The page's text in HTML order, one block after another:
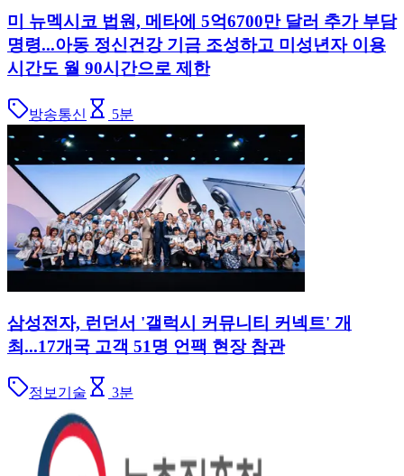
미 뉴멕시코 법원, 메타에 5억6700만 달러 추가 부담
명령...아동 정신건강 기금 조성하고 미성년자 이용
시간도 월 90시간으로 제한
방송통신 5분
삼성전자, 런던서 '갤럭시 커뮤니티 커넥트' 개
최...17개국 고객 51명 언팩 현장 참관
정보기술 3분